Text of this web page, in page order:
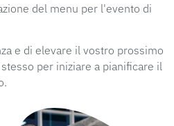
del menu per l'evento di
e di elevare il vostro prossimo
per iniziare a pianificare il